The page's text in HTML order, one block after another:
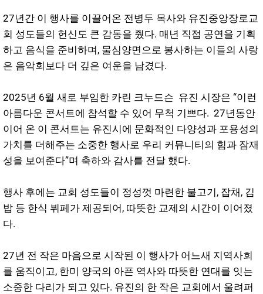
27년간 이 행사를 이끌어온 전병두 목사와 유진중앙장로교
회 성도들의 헌신도 큰 감동을 줬다. 매년 직접 공연을 기획
하고 음식을 준비하며, 물심양면으로 봉사하는 이들의 사랑
은 음악회보다 더 깊은 여운을 남겼다.
2025년 6월 새로 부임한 카린 크누드슨 유진 시장은 “이런
아름다운 콘서트에 참석할 수 있어 무척 기쁘다. 27년동안
이어 온 이 콘서트는 유진시에 문화적인 다양성과 포용성의
가치를 더해주는 소중한 행사로 우리 커뮤니티의 힘과 잠재
성을 보여준다”며 축하와 감사를 전달 했다.
행사 후에는 교회 성도들이 정성껏 마련한 불고기, 잡채, 김
밥 등 한식 뷔페가 제공되어, 따뜻한 교제의 시간이 이어졌
다.
27년 전 작은 마음으로 시작된 이 행사가 어느새 지역사회
를 움직이고, 한미 양국의 아픈 역사와 따뜻한 연대를 잇는
소중한 다리가 되고 있다. 유진의 한 작은 교회에서 울려퍼